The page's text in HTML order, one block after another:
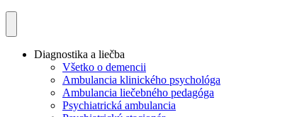
Diagnostika a liečba
Všetko o demencii
Ambulancia klinického psychológa
Ambulancia liečebného pedagóga
Psychiatrická ambulancia